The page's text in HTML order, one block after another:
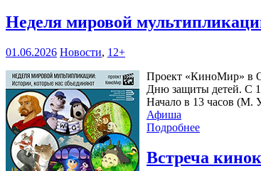
Неделя мировой
01.06.2026 Новости, 12+
Проект «КиноМир» в
Дню защиты детей. С 1
Начало в 13 часов (М.
Афиша
Подробнее
Встреча